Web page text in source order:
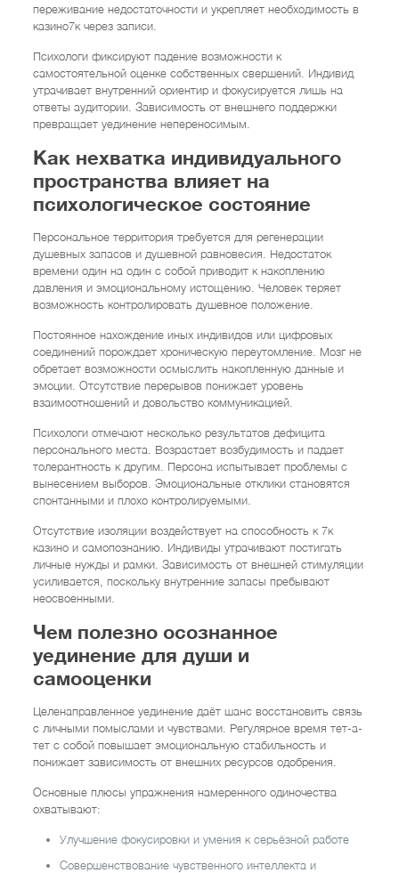
переживание недостаточности и укрепляет необходимость в
казино7к через записи.
Психологи фиксируют падение возможности к
самостоятельной оценке собственных свершений. Индивид
утрачивает внутренний ориентир и фокусируется лишь на
ответы аудитории. Зависимость от внешнего поддержки
превращает уединение непереносимым.
Как нехватка индивидуального
пространства влияет на
психологическое состояние
Персональное территория требуется для регенерации
душевных запасов и душевной равновесия. Недостаток
времени один на один с собой приводит к накоплению
давления и эмоциональному истощению. Человек теряет
возможность контролировать душевное положение.
Постоянное нахождение иных индивидов или цифровых
соединений порождает хроническую переутомление. Мозг не
обретает возможности осмыслить накопленную данные и
эмоции. Отсутствие перерывов понижает уровень
взаимоотношений и довольство коммуникацией.
Психологи отмечают несколько результатов дефицита
персонального места. Возрастает возбудимость и падает
толерантность к другим. Персона испытывает проблемы с
вынесением выборов. Эмоциональные отклики становятся
спонтанными и плохо контролируемыми.
Отсутствие изоляции воздействует на способность к 7к
казино и самопознанию. Индивиды утрачивают постигать
личные нужды и рамки. Зависимость от внешней стимуляции
усиливается, поскольку внутренние запасы пребывают
неосвоенными.
Чем полезно осознанное
уединение для души и
самооценки
Целенаправленное уединение даёт шанс восстановить связь
с личными помыслами и чувствами. Регулярное время тет-а-
тет с собой повышает эмоциональную стабильность и
понижает зависимость от внешних ресурсов одобрения.
Основные плюсы упражнения намеренного одиночества
охватывают:
Улучшение фокусировки и умения к серьёзной работе
Совершенствование чувственного интеллекта и